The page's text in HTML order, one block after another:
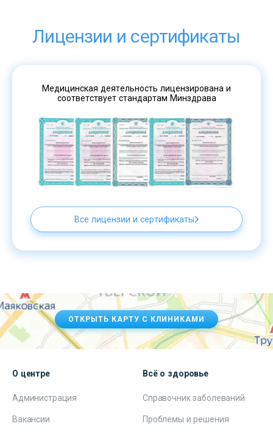
Лицензии и сертификаты
Медицинская деятельность лицензирована и
соответствует стандартам Минздрава
Все лицензии и сертификаты
ОТКРЫТЬ КАРТУ С КЛИНИКАМИ
О центре
Администрация
Вакансии
Всё о здоровье
Справочник заболеваний
Проблемы и решения